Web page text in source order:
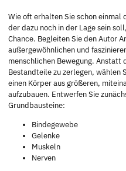
Wie oft erhalten Sie schon einmal
der dazu noch in der Lage sein
Chance. Begleiten Sie den Autor
außergewöhnlichen und
menschlichen Bewegung. Anstatt
Bestandteile zu zerlegen, wählen
einen Körper aus größeren,
aufzubauen. Entwerfen Sie
Grundbausteine:
Bindegewebe
Gelenke
Muskeln
Nerven